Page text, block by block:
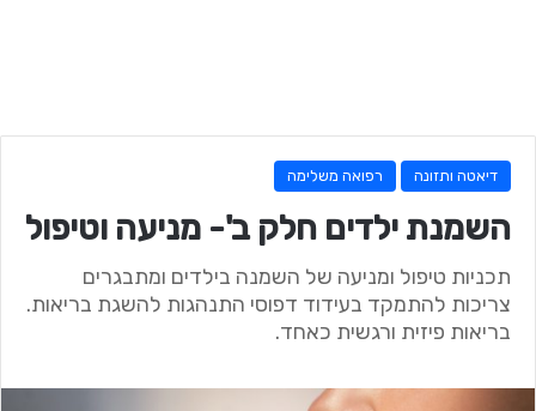
דיאטה ותזונה רפואה משלימה
השמנת ילדים חלק ב'- מניעה וטיפול
תכניות טיפול ומניעה של השמנה בילדים ומתבגרים
צריכות להתמקד בעידוד דפוסי התנהגות להשגת בריאות.
בריאות פיזית ורגשית כאחד.